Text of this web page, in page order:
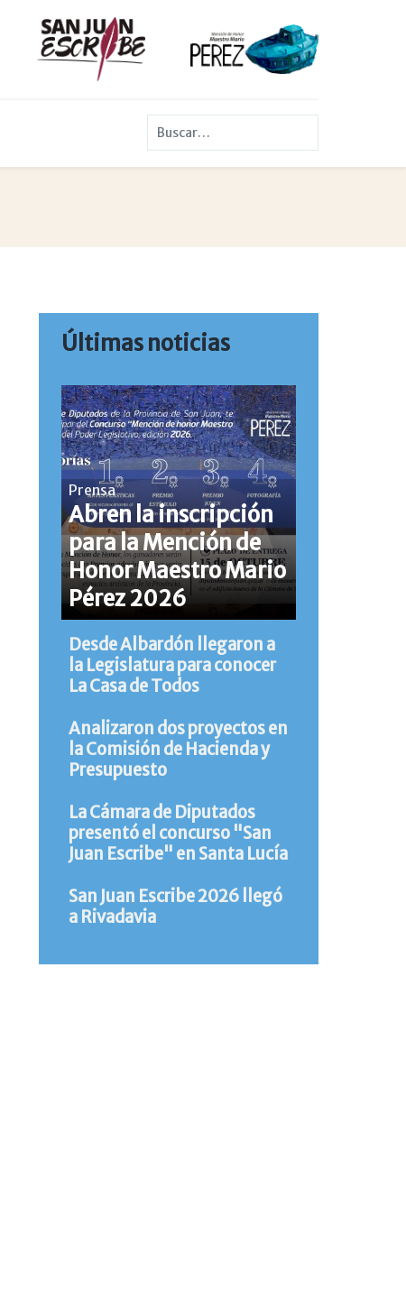
Buscar
Últimas noticias
Prensa
Abren la inscripción
para la Mención de
Honor Maestro Mario
Pérez 2026
Desde Albardón llegaron a
la Legislatura para conocer
La Casa de Todos
Analizaron dos proyectos en
la Comisión de Hacienda y
Presupuesto
La Cámara de Diputados
presentó el concurso "San
Juan Escribe" en Santa Lucía
San Juan Escribe 2026 llegó
a Rivadavia